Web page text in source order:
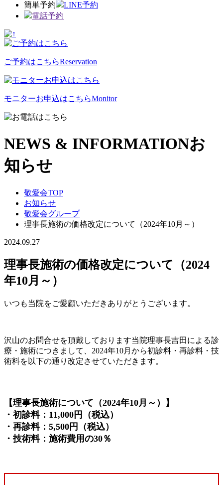
簡単予約
LINE予約
電話予約
ご予約はこちらReservation
モニターお申込はこちらMonitor
NEWS & INFORMATIONお
知らせ
敬愛会TOP
お知らせ
敬愛会グループ
理事長施術の価格改定について（2024年10月～）
2024.09.27
理事長施術の価格改定について（2024
年10月～）
いつも当院をご愛顧いただきありがとうございます。
沢山のお問合せを頂戴しております当院理事長吉田による診
療・施術につきまして、2024年10月から初診料・再診料・技
術料を以下の通り改定させていただきます。
【理事長施術について（2024年10月～）】
・初診料：11,000円（税込）
・再診料：5,500円（税込）
・技術料：施術費用の30％